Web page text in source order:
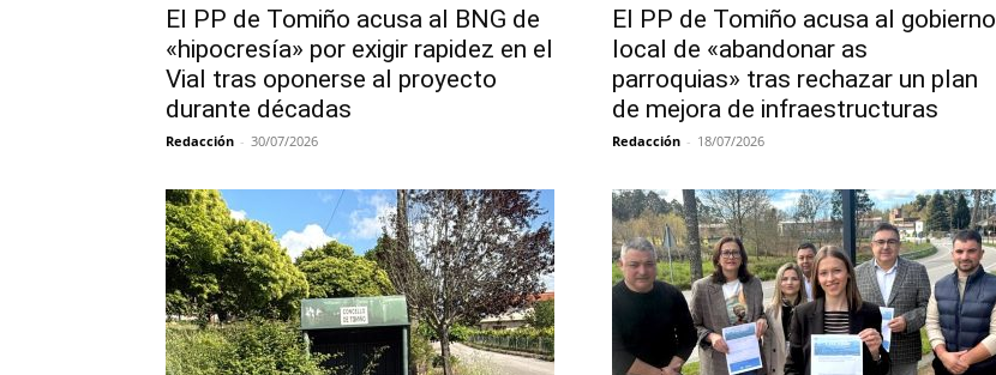
El PP de Tomiño acusa al BNG de
«hipocresía» por exigir rapidez en el
Vial tras oponerse al proyecto
durante décadas
Redacción - 30/07/2026
El PP de Tomiño acusa al gobierno
local de «abandonar as
parroquias» tras rechazar un plan
de mejora de infraestructuras
Redacción - 18/07/2026